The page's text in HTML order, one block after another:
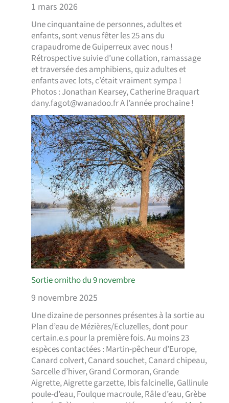
1 mars 2026
Une cinquantaine de personnes, adultes et
enfants, sont venus fêter les 25 ans du
crapaudrome de Guiperreux avec nous !
Rétrospective suivie d’une collation, ramassage
et traversée des amphibiens, quiz adultes et
enfants avec lots, c’était vraiment sympa !
Photos : Jonathan Kearsey, Catherine Braquart
dany.fagot@wanadoo.fr A l’année prochaine !
Sortie ornitho du 9 novembre
9 novembre 2025
Une dizaine de personnes présentes à la sortie au
Plan d’eau de Mézières/Ecluzelles, dont pour
certain.e.s pour la première fois. Au moins 23
espèces contactées : Martin-pêcheur d’Europe,
Canard colvert, Canard souchet, Canard chipeau,
Sarcelle d’hiver, Grand Cormoran, Grande
Aigrette, Aigrette garzette, Ibis falcinelle, Gallinule
poule-d’eau, Foulque macroule, Râle d’eau, Grèbe